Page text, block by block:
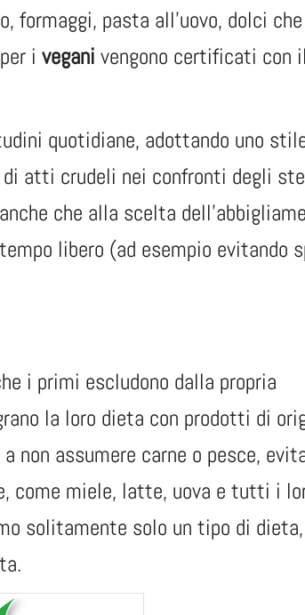
formaggi, pasta all’uovo, dolci che
i vegani vengono certificati con
quotidiane, adottando uno
atti crudeli nei confronti degli
che alla scelta
libero (ad esempio evitando
i primi escludono dalla propria
la loro dieta con prodotti di
non assumere carne o pesce,
come miele, latte, uova e tutti i
solitamente solo un tipo di